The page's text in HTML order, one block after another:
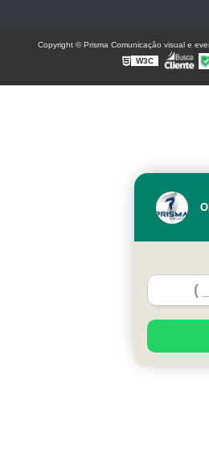
Copyright © Prisma Comunicação visual e
W3C